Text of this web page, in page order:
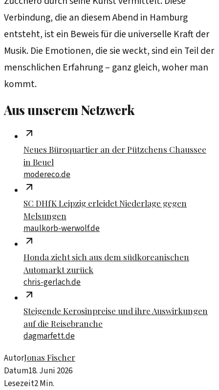
Verbindung, die an diesem Abend in Hamburg
entsteht, ist ein Beweis für die universelle Kraft der
Musik. Die Emotionen, die sie weckt, sind ein Teil der
menschlichen Erfahrung – ganz gleich, woher man
kommt.
Aus unserem Netzwerk
Neues Büroquartier an der Pützchens Chaussee
in Beuel
modereco.de
SC DHfK Leipzig erleidet Niederlage gegen
Melsungen
maulkorb-werwolf.de
Honda zieht sich aus dem südkoreanischen
Automarkt zurück
chris-gerlach.de
Steigende Kerosinpreise und ihre Auswirkungen
auf die Reisebranche
dagmarfett.de
AutorJonas Fischer
Datum18. Juni 2026
Lesezeit2Min.